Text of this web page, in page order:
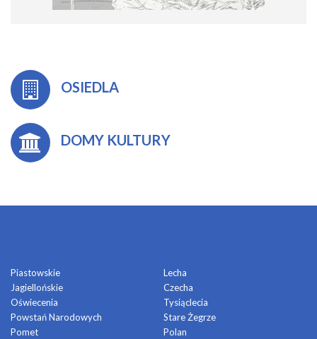
OSIEDLA
DOMY KULTURY
Piastowskie
Jagiellońskie
Oświecenia
Powstań Narodowych
Pomet
Lecha
Czecha
Tysiąclecia
Stare Żegrze
Polan